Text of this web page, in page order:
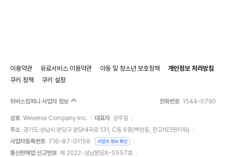
이용약관 유료서비스 이용약관 아동 및 청소년 보호정책
개인정보 처리방침
쿠키 정책
쿠키 설정
위버스컴퍼니 사업자 정보 전화번호 1544-0790
상호 Weverse Company Inc. 대표자 양주일
주소 경기도 성남시 분당구 분당내곡로 131, C동 6층(백현동, 판교테크원타워)
사업자등록번호 716-87-01158 사업자 정보 확인
통신판매업 신고번호 제 2022-성남분당A-0557호